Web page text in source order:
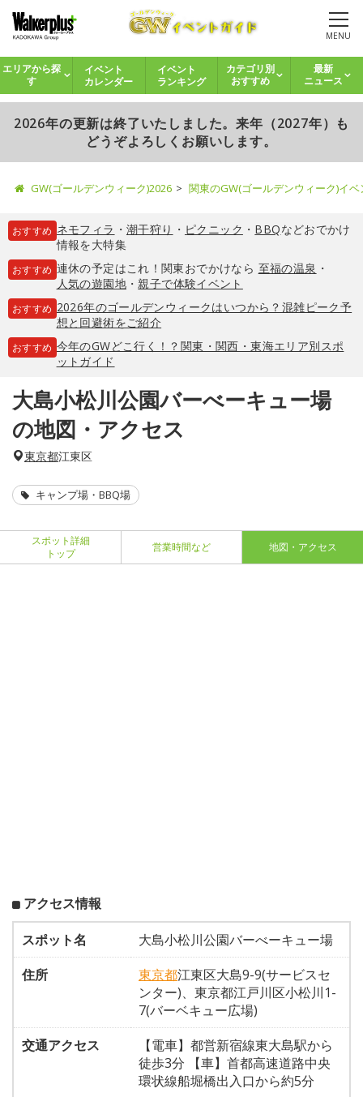
MENU
エリアから探
す
イベント
カレンダー
イベント
ランキング
カテゴリ別
おすすめ
最新
ニュース
2026年の更新は終了いたしました。来年（2027年）も
どうぞよろしくお願いします。
GW(ゴールデンウィーク)2026 関東のGW(ゴールデンウィーク)イ
おすすめ ネモフィラ ・ 潮干狩り ・ ピクニック ・ BBQなどおでかけ
情報を大特集
おすすめ 連休の予定はこれ！関東おでかけなら 至福の温泉 ・
人気の遊園地・親子で体験イベント
おすすめ 2026年のゴールデンウィークはいつから？混雑ピーク予
想と回避術をご紹介
おすすめ 今年のGWどこ行く！？関東・関西・東海エリア別スポ
ットガイド
大島小松川公園バーべーキュー場
の地図・アクセス
東京都江東区
キャンプ場・BBQ場
スポット詳細
トップ
営業時間など 地図・アクセス
アクセス情報
スポット名
大島小松川公園バーべーキュー場
住所
東京都江東区大島9-9(サービスセ
ンター)、東京都江戸川区小松川1-
7(バーベキュー広場)
交通アクセス
【電車】都営新宿線東大島駅から
徒歩3分 【車】首都高速道路中央
環状線船堀橋出入口から約5分